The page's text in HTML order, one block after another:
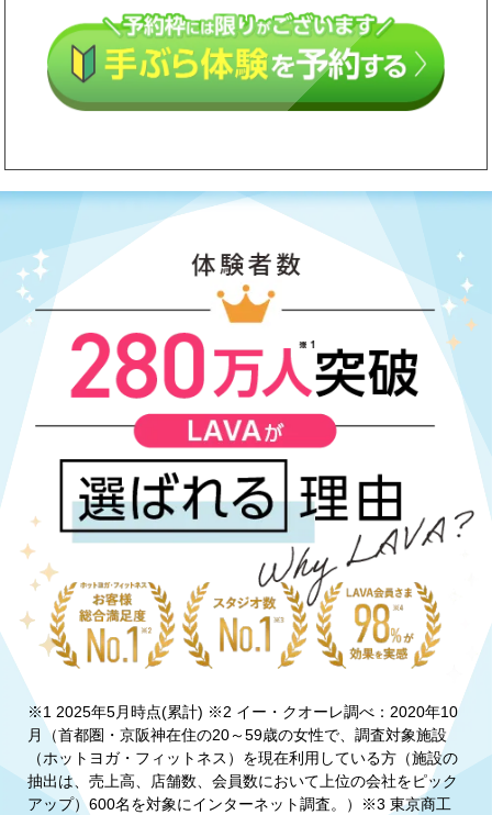
※1 2025年5月時点(累計) ※2 イー・クオーレ調べ：2020年10
月（首都圏・京阪神在住の20～59歳の女性で、調査対象施設
（ホットヨガ・フィットネス）を現在利用している方（施設の
抽出は、売上高、店舗数、会員数において上位の会社をピック
アップ）600名を対象にインターネット調査。）※3 東京商工